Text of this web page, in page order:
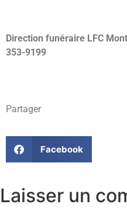
Direction funéraire LFC
353-9199
Partager
Facebook
Laisser un